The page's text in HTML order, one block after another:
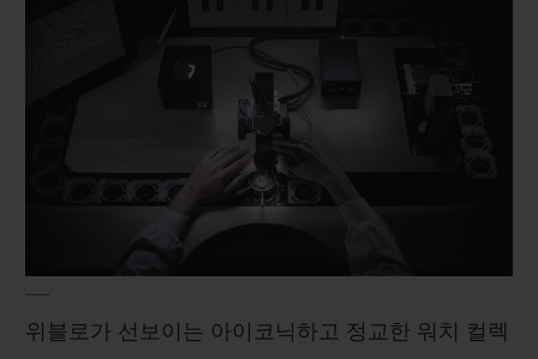
위블로가 선보이는 아이코닉하고 정교한 워치 컬렉
안전한 결제
기프트 파우치